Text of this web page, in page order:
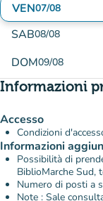
VEN07/08
SAB08/08
DOM09/08
Informazioni
Accesso
Condizioni
Informazioni
Possibilità di
BiblioMarche Sud,
Numero di posti a
Note : Sale